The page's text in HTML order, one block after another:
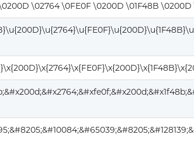
\02764 \0FE0F \0200D \01F48B \0200D